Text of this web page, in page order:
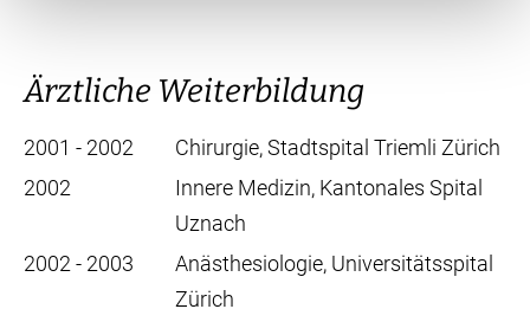
Ärztliche Weiterbildung
2001 - 2002
Chirurgie, Stadtspital Triemli Zürich
2002
Innere Medizin, Kantonales Spital
Uznach
2002 - 2003
Anästhesiologie, Universitätsspital
Zürich